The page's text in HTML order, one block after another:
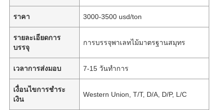
ราคา 3000-3500 usd/ton
รายละเอียดการ
บรรจุ
การบรรจุพาเลทไม้มาตรฐานสมุทร
เวลาการส่งมอบ 7-15 วันทำการ
เงื่อนไขการชำระ
เงิน
Western Union, T/T, D/A, D/P, L/C